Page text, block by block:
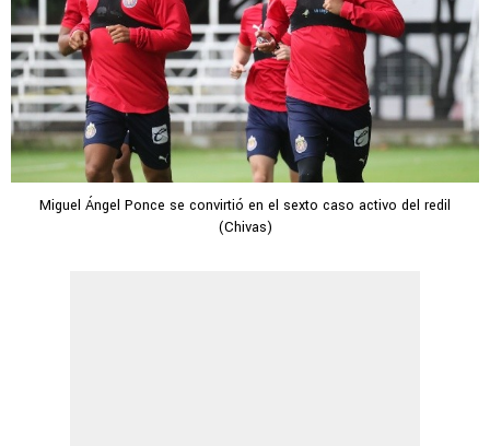
Miguel Ángel Ponce se convirtió en el sexto caso activo del redil
(Chivas)